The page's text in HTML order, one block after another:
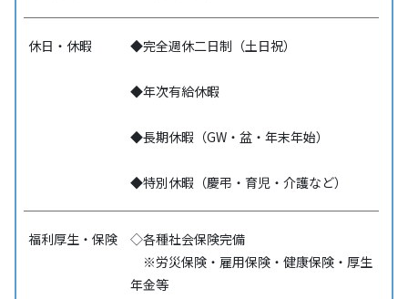
休日・休暇 ◆完全週休二日制（土日祝）
◆年次有給休暇
◆長期休暇（GW・盆・年末年始）
◆特別休暇（慶弔・育児・介護など）
福利厚生・保険
◇各種社会保険完備
※労災保険・雇用保険・健康保険・厚生
年金等